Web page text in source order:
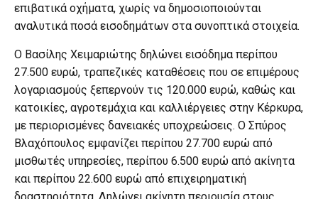
επιβατικά οχήματα, χωρίς να δημοσιοποιούνται
αναλυτικά ποσά εισοδημάτων στα συνοπτικά στοιχεία.
Ο Βασίλης Χειμαριώτης δηλώνει εισόδημα περίπου
27.500 ευρώ, τραπεζικές καταθέσεις που σε επιμέρους
λογαριασμούς ξεπερνούν τις 120.000 ευρώ, καθώς και
κατοικίες, αγροτεμάχια και καλλιέργειες στην Κέρκυρα,
με περιορισμένες δανειακές υποχρεώσεις. Ο Σπύρος
Βλαχόπουλος εμφανίζει περίπου 27.700 ευρώ από
μισθωτές υπηρεσίες, περίπου 6.500 ευρώ από ακίνητα
και περίπου 22.600 ευρώ από επιχειρηματική
δραστηριότητα. Δηλώνει ακίνητη περιουσία στους